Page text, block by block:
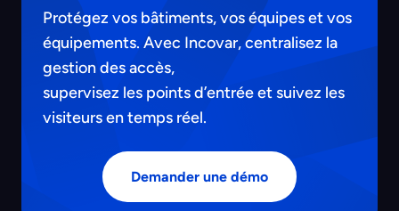
Protégez vos bâtiments, vos équipes et vos
équipements. Avec Incovar, centralisez la
gestion des accès,
supervisez les points d’entrée et suivez les
visiteurs en temps réel.
Demander une démo